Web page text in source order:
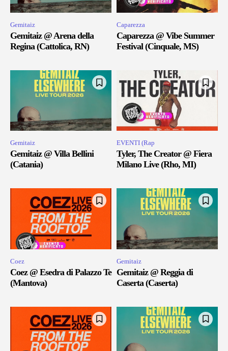
Gemitaiz
Gemitaiz @ Arena della
Regina (Cattolica, RN)
Caparezza
Caparezza @ Vibe Summer
Festival (Cinquale, MS)
Gemitaiz
Gemitaiz @ Villa Bellini
(Catania)
EVENTI (Rap
Tyler, The Creator @ Fiera
Milano Live (Rho, MI)
Coez
Coez @ Esedra di Palazzo Te
(Mantova)
Gemitaiz
Gemitaiz @ Reggia di
Caserta (Caserta)